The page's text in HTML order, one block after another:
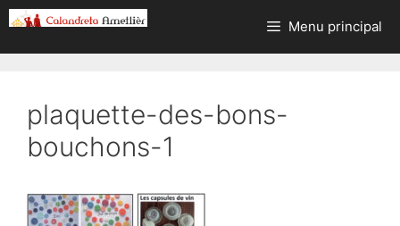
Aller
au
contenu
Menu principal
plaquette-des-bons-
bouchons-1